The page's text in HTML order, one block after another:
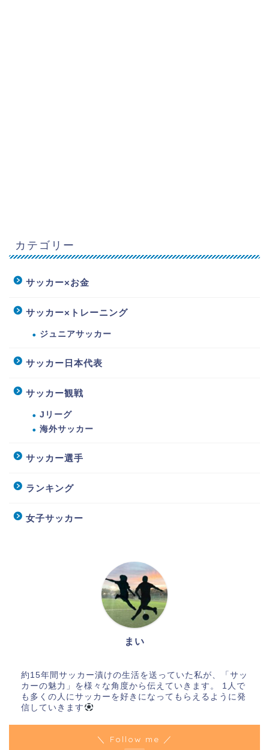
カテゴリー
サッカー×お金
サッカー×トレーニング
ジュニアサッカー
サッカー日本代表
サッカー観戦
Jリーグ
海外サッカー
サッカー選手
ランキング
女子サッカー
まい
約15年間サッカー漬けの生活を送っていた私が、「サッ
カーの魅力」を様々な角度から伝えていきます。 1人で
も多くの人にサッカーを好きになってもらえるように発
信していきます
＼ Follow me ／